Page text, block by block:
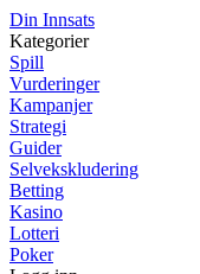
Din Innsats
Kategorier
Spill
Vurderinger
Kampanjer
Strategi
Guider
Selvekskludering
Betting
Kasino
Lotteri
Poker